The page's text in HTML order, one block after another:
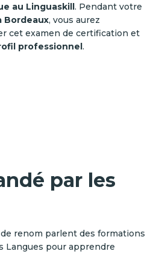
au Linguaskill. Pendant votre
Bordeaux, vous aurez
cet examen de certification et
professionnel.
par les
renom parlent des formations
Langues pour apprendre